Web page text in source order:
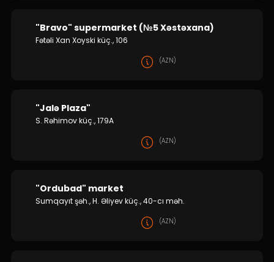
"Bravo" supermarket (№5 Xəstəxana)
Fətəli Xan Xoyski küç., 106
(AZN)
"Jalə Plaza"
S. Rəhimov küç., 179A
(AZN)
"Ordubad" market
Sumqayıt şəh., H. Əliyev küç., 40-cı məh.
(AZN)